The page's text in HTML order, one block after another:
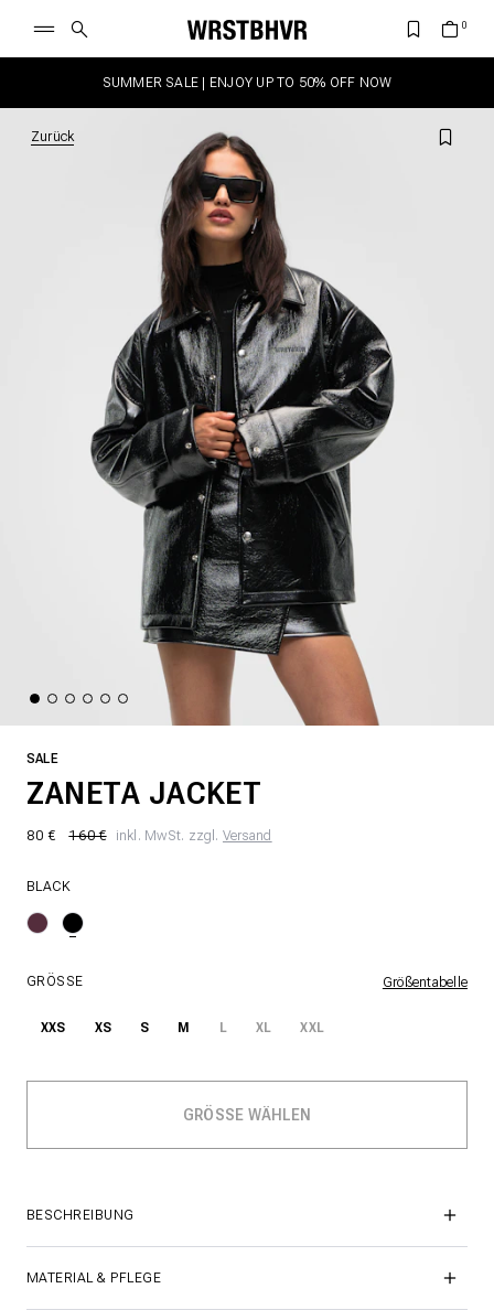
SUMMER SALE | ENJOY UP TO 50% OFF NOW
Zurück
SALE
ZANETA JACKET
80 € 160 € inkl. MwSt. zzgl. Versand
BLACK
GRÖSSE Größentabelle
XXS XS S M L XL XXL
BESCHREIBUNG
MATERIAL & PFLEGE